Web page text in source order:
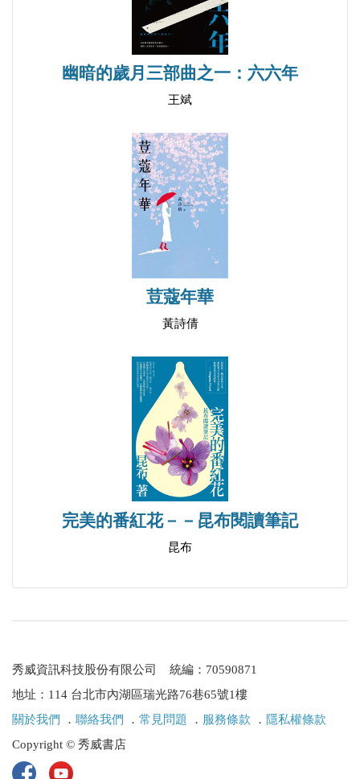
349 評 徐鍾佩的〈父親〉
357 評 白先勇《台北人》的〈冬夜〉
370 細說〈留情〉兼評〈從「留情」看張愛玲的傳統
383 評 唐‧杜光庭的〈虬髯客傳〉
390 評 法‧都德的《最後一課》
410 煙草商是不好惹的
413 應邀參加六十週年國慶大典暨出席「建國六十年
426 「廣島亞運風波」透視、評析
441 冷戰遠颺，貿易戰開打
456 評 陳水扁與馬英九之戰
470 陳水扁執政，台灣往何處去
481 紅衫軍台北興起 陳水扁高雄脫困
504 從第三扇窗觀察台灣政局演變
528 中東戰亂孕育恐怖活動探源
幽暗的歲月三部曲之一：六六年
王斌
荳蔻年華
黃詩倩
完美的番紅花－－昆布閱讀筆記
昆布
秀威資訊科技股份有限公司 統編：70590871
地址：114 台北市內湖區瑞光路76巷65號1樓
關於我們
． 聯絡我們 ． 常見問題 ． 服務條款 ． 隱私權條款
Copyright © 秀威書店